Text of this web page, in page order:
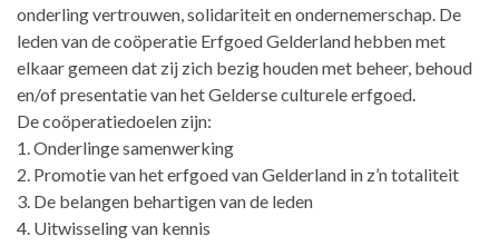
onderling vertrouwen, solidariteit en ondernemerschap. De
leden van de coöperatie Erfgoed Gelderland hebben met
elkaar gemeen dat zij zich bezig houden met beheer, behoud
en/of presentatie van het Gelderse culturele erfgoed.
De coöperatiedoelen zijn:
1. Onderlinge samenwerking
2. Promotie van het erfgoed van Gelderland in z’n totaliteit
3. De belangen behartigen van de leden
4. Uitwisseling van kennis